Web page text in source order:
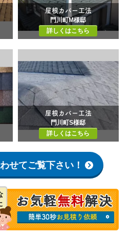
屋根カバー工法
門川町M様邸
詳しくはこちら
屋根カバー工法
門川町S様邸
詳しくはこちら
せてご覧下さい！